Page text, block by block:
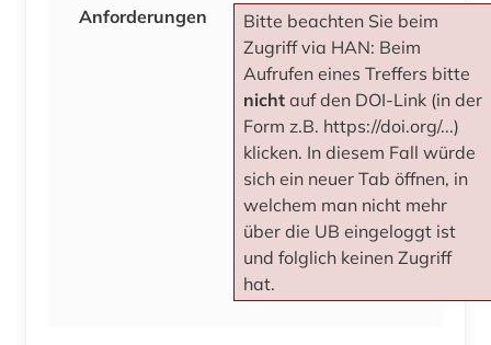
Anforderungen
Bitte beachten Sie beim
Zugriff via HAN: Beim
Aufrufen eines Treffers bitte
nicht auf den DOI-Link (in der
Form z.B. https://doi.org/...)
klicken. In diesem Fall würde
sich ein neuer Tab öffnen, in
welchem man nicht mehr
über die UB eingeloggt ist
und folglich keinen Zugriff
hat.